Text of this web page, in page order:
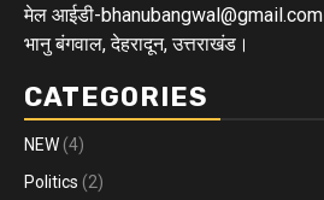
मेल आईडी-bhanubangwal@gmail.com
भानु बंगवाल, देहरादून, उत्तराखंड।
CATEGORIES
NEW (4)
Politics (2)